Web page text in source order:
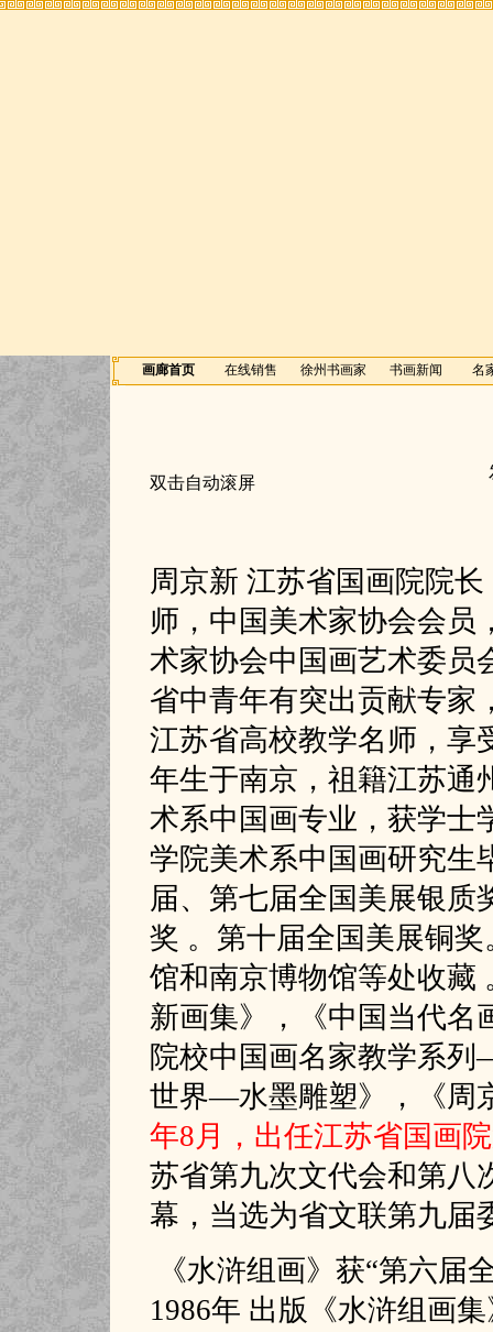
画廊首页 在线销售 徐州书画家 书画新闻 名
双击自动滚屏
周京新 江苏省国画院院
师，中国美术家协会会员
术家协会中国画艺术委员
省中青年有突出贡献专家
江苏省高校教学名师，享
年生于南京，祖籍江苏通
术系中国画专业，获学士
学院美术系中国画研究生
届、第七届全国美展银质
奖 。第十届全国美展铜
馆和南京博物馆等处收藏
新画集》，《中国当代
院校中国画名家教学系
世界—水墨雕塑》，《周
年8月，出任江苏省国画
苏省第九次文代会和第八
幕，当选为省文联第九届
《水浒组画》获“第六届
1986年 出版《水浒组画